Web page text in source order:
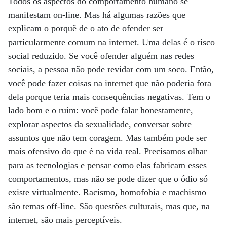
manifestam on-line. Mas há algumas razões que
explicam o porquê de o ato de ofender ser
particularmente comum na internet. Uma delas é o risco
social reduzido. Se você ofender alguém nas redes
sociais, a pessoa não pode revidar com um soco. Então,
você pode fazer coisas na internet que não poderia fora
dela porque teria mais consequências negativas. Tem o
lado bom e o ruim: você pode falar honestamente,
explorar aspectos da sexualidade, conversar sobre
assuntos que não tem coragem. Mas também pode ser
mais ofensivo do que é na vida real. Precisamos olhar
para as tecnologias e pensar como elas fabricam esses
comportamentos, mas não se pode dizer que o ódio só
existe virtualmente. Racismo, homofobia e machismo
são temas off-line. São questões culturais, mas que, na
internet, são mais perceptíveis.